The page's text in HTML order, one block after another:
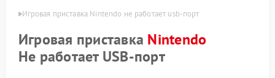
Игровая приставка Nintendo не работает usb-порт
Игровая приставка Nintendo
Не работает USB-порт